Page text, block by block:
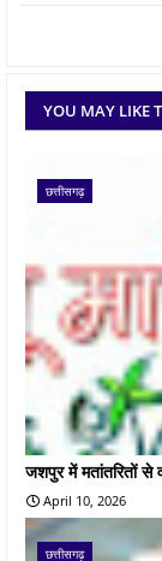
YOU MAY LIKE
छत्तीसगढ़
जशपुर में मतांतरितों से
April 10, 2026
छत्तीसगढ़